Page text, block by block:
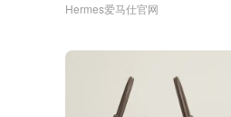
Hermes爱马仕官网